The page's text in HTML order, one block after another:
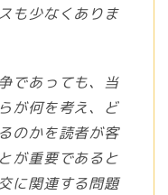
も少なくありま
であっても、当
が何を考え、ど
のかを読者が客
が重要であると
に関連する問題